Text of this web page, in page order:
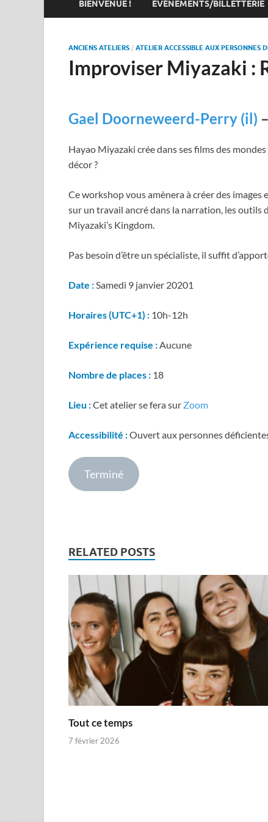
BIENVENUE ! ÉVÉNEMENTS/BILLETTERIE
ANCIENS ATELIERS / ATELIER ACCESSIBLE AUX PERSONNES
Improviser Miyazaki :
Gael Doorneweerd-Perry (il)
Hayao Miyazaki crée dans ses films des
décor ?
Ce workshop vous amènera à créer des
sur un travail ancré dans la narration, les outils
Miyazaki’s Kingdom.
Pas besoin d’être un spécialiste, il suffit
Date : Samedi 9 janvier 20201
Horaires (UTC+1) : 10h-12h
Expérience requise : Aucune
Nombre de places : 18
Lieu :Cet atelier se fera sur Zoom
Accessibilité :Ouvert aux personnes
Terminé
RELATED POSTS
Tout ce temps
7 février 2026